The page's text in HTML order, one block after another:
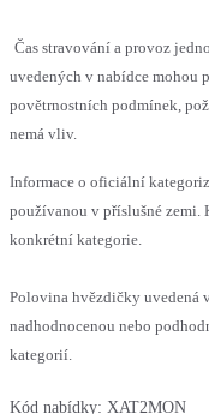
Čas stravování a provoz
uvedených v nabídce mohou
povětrnostních podmínek,
nemá vliv.
Informace o oficiální
používanou v příslušné zemi.
konkrétní kategorie.
Polovina hvězdičky uvedená
nadhodnocenou nebo
kategorií.
Kód nabídky: XAT2MON